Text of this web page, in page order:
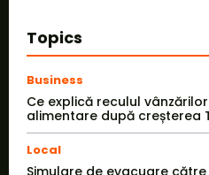
Topics
Business
Ce explică reculul
alimentare după creșterea
Local